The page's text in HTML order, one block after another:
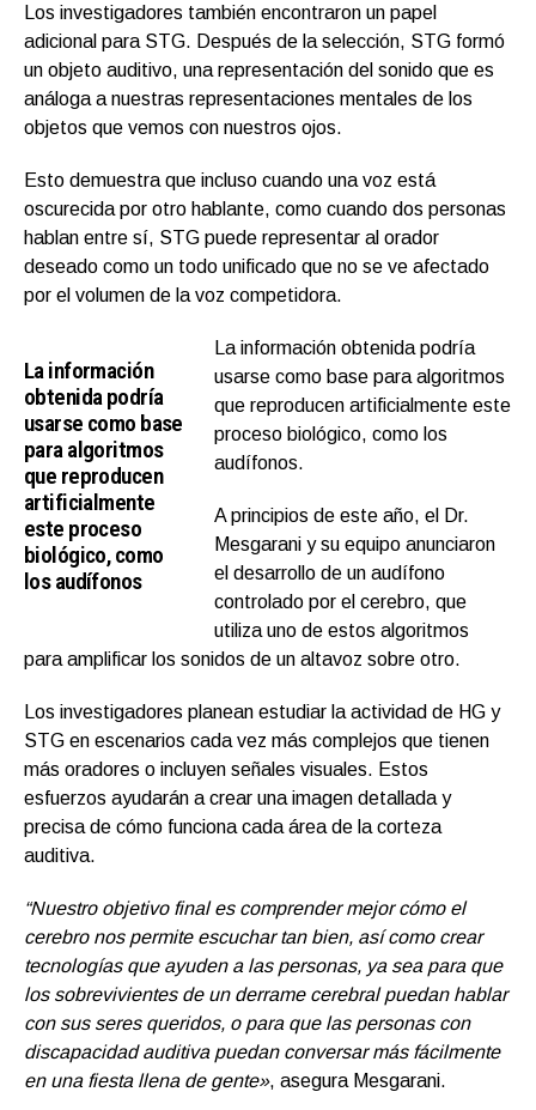
Los investigadores también encontraron un papel
adicional para STG. Después de la selección, STG formó
un objeto auditivo, una representación del sonido que es
análoga a nuestras representaciones mentales de los
objetos que vemos con nuestros ojos.
Esto demuestra que incluso cuando una voz está
oscurecida por otro hablante, como cuando dos personas
hablan entre sí, STG puede representar al orador
deseado como un todo unificado que no se ve afectado
por el volumen de la voz competidora.
La información
obtenida podría
usarse como base
para algoritmos
que reproducen
artificialmente
este proceso
biológico, como
los audífonos
La información obtenida podría
usarse como base para algoritmos
que reproducen artificialmente este
proceso biológico, como los
audífonos.
A principios de este año, el Dr.
Mesgarani y su equipo anunciaron
el desarrollo de un audífono
controlado por el cerebro, que
utiliza uno de estos algoritmos
para amplificar los sonidos de un altavoz sobre otro.
Los investigadores planean estudiar la actividad de HG y
STG en escenarios cada vez más complejos que tienen
más oradores o incluyen señales visuales. Estos
esfuerzos ayudarán a crear una imagen detallada y
precisa de cómo funciona cada área de la corteza
auditiva.
“Nuestro objetivo final es comprender mejor cómo el
cerebro nos permite escuchar tan bien, así como crear
tecnologías que ayuden a las personas, ya sea para que
los sobrevivientes de un derrame cerebral puedan hablar
con sus seres queridos, o para que las personas con
discapacidad auditiva puedan conversar más fácilmente
en una fiesta llena de gente», asegura Mesgarani.